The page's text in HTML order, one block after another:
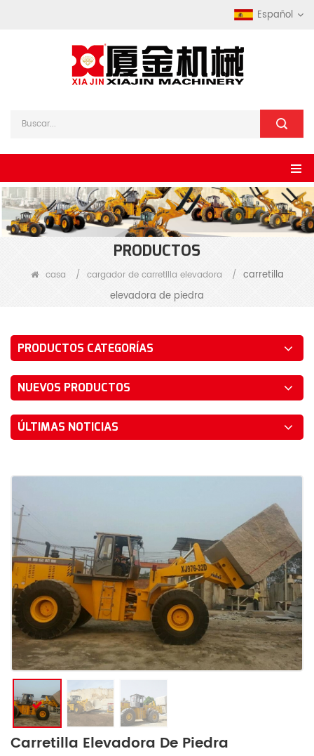
Español
PRODUCTOS
casa / cargador de carretilla elevadora / carretilla
elevadora de piedra
PRODUCTOS CATEGORÍAS
NUEVOS PRODUCTOS
ÚLTIMAS NOTICIAS
Carretilla Elevadora De Piedra